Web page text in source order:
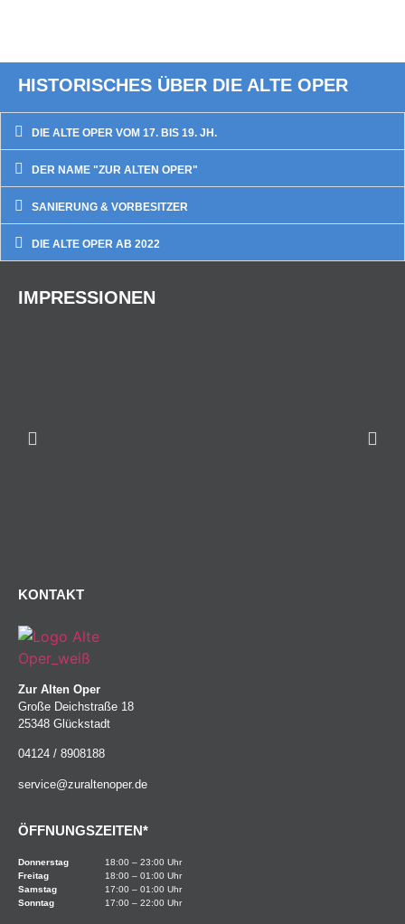
HISTORISCHES ÜBER DIE ALTE OPER
DIE ALTE OPER VOM 17. BIS 19. JH.
DER NAME "ZUR ALTEN OPER"
SANIERUNG & VORBESITZER
DIE ALTE OPER AB 2022
IMPRESSIONEN
KONTAKT
Zur Alten Oper
Große Deichstraße 18
25348 Glückstadt
04124 / 8908188
service@zuraltenoper.de
ÖFFNUNGSZEITEN*
Donnerstag
Freitag
Samstag
Sonntag
18:00 – 23:00 Uhr
18:00 – 01:00 Uhr
17:00 – 01:00 Uhr
17:00 – 22:00 Uhr